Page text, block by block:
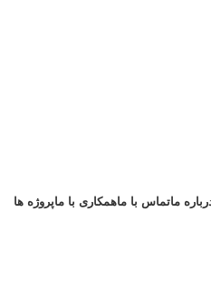
ماتماس با ماهمکاری با ماپروژه ها